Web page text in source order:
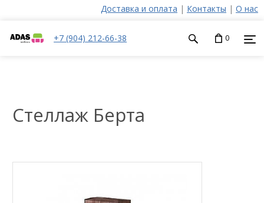
Доставка и оплата | Контакты | О нас
+7 (904) 212-66-38 0
Стеллаж Берта